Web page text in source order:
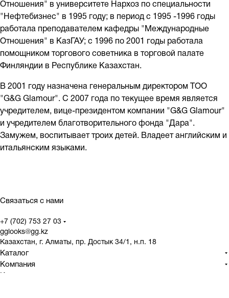
Отношения" в университете Нархоз по специальности
"Нефтебизнес" в 1995 году; в период с 1995 -1996 годы
работала преподавателем кафедры "Международные
Отношения" в КазГАУ; с 1996 по 2001 годы работала
помощником торгового советника в торговой палате
Финляндии в Республике Казахстан.
В 2001 году назначена генеральным директором ТОО
"G&G Glamour". С 2007 года по текущее время является
учредителем, вице-президентом компании "G&G Glamour"
и учредителем благотворительного фонда "Дара".
Замужем, воспитывает троих детей. Владеет английским и
итальянским языками.
Связаться с нами
+7 (702) 753 27 03
gglooks@gg.kz
Казахстан, г. Алматы, пр. Достык 34/1, н.п. 18
Каталог
Компания